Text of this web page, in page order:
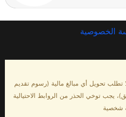
الخصوصية
تطلب تحويل أي مبالغ مالية (رسوم تقديم
يجب توخي الحذر من الروابط الاحتيالية
شخصية